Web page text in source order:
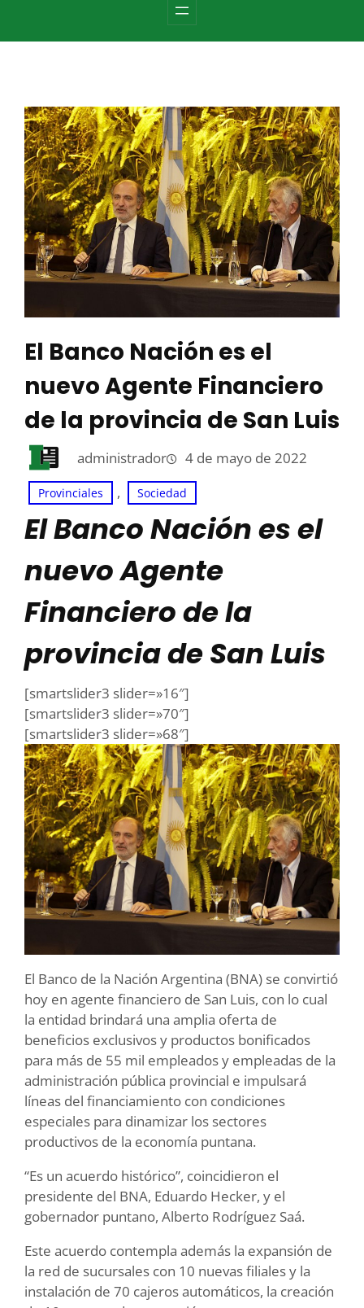
El Banco Nación es el
nuevo Agente Financiero
de la provincia de San Luis
administrador 4 de mayo de 2022
Provinciales , Sociedad
El Banco Nación es el
nuevo Agente
Financiero de la
provincia de San Luis
[smartslider3 slider=»16″]
[smartslider3 slider=»70″]
[smartslider3 slider=»68″]
El Banco de la Nación Argentina (BNA) se convirtió
hoy en agente financiero de San Luis, con lo cual
la entidad brindará una amplia oferta de
beneficios exclusivos y productos bonificados
para más de 55 mil empleados y empleadas de la
administración pública provincial e impulsará
líneas del financiamiento con condiciones
especiales para dinamizar los sectores
productivos de la economía puntana.
“Es un acuerdo histórico”, coincidieron el
presidente del BNA, Eduardo Hecker, y el
gobernador puntano, Alberto Rodríguez Saá.
Este acuerdo contempla además la expansión de
la red de sucursales con 10 nuevas filiales y la
instalación de 70 cajeros automáticos, la creación